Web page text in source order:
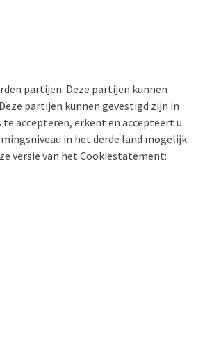
partijen. Deze partijen kunnen
partijen kunnen gevestigd zijn in
te accepteren, erkent en accepteert u
in het derde land mogelijk
versie van het Cookiestatement: